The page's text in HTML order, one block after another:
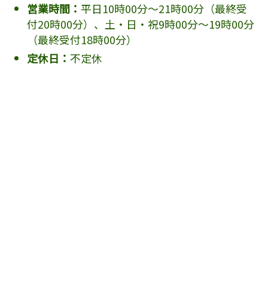
営業時間： 平日10時00分～21時00分（最終受
付20時00分）、土・日・祝9時00分～19時00分
（最終受付18時00分）
定休日： 不定休